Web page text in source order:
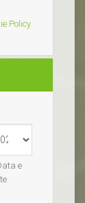
Policy
e